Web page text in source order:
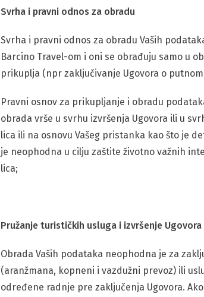
Svrha i pravni odnos za obradu
Svrha i pravni odnos za obradu Vaših
Barcino Travel-om i oni se obrađuju samo u
prikuplja (npr zaključivanje Ugovora o
Pravni osnov za prikupljanje i obradu
obrada vrše u svrhu izvršenja Ugovora ili u
lica ili na osnovu Vašeg pristanka kao što je
je neophodna u cilju zaštite životno važnih
lica;
Pružanje turističkih usluga i izvršenje Ugovora
Obrada Vaših podataka neophodna je za
(aranžmana, kopneni i vazdužni prevoz) ili
određene radnje pre zaključenja Ugovora.